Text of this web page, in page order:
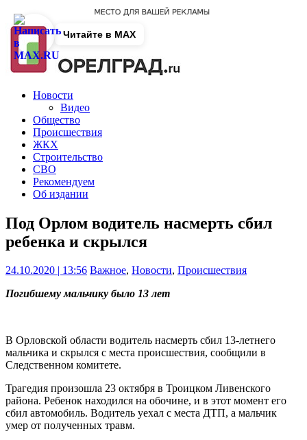
Новости
Видео
Общество
Происшествия
ЖКХ
Строительство
СВО
Рекомендуем
Об издании
Под Орлом водитель насмерть сбил
ребенка и скрылся
24.10.2020 | 13:56 Важное, Новости, Происшествия
Погибшему мальчику было 13 лет
В Орловской области водитель насмерть сбил 13-летнего
мальчика и скрылся с места происшествия, сообщили в
Следственном комитете.
Трагедия произошла 23 октября в Троицком Ливенского
района. Ребенок находился на обочине, и в этот момент его
сбил автомобиль. Водитель уехал с места ДТП, а мальчик
умер от полученных травм.
Читайте в MAX